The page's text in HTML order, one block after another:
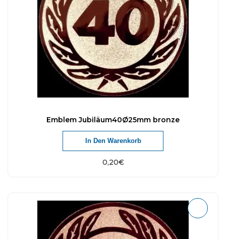
Emblem Jubiläum40Ø25mm bronze
0,20€
In Den Warenkorb